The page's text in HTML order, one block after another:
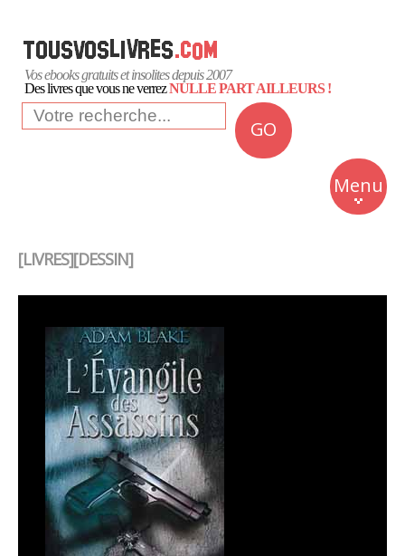
Vos ebooks gratuits et insolites depuis 2007
Des livres que vous ne verrezNULLE PART AILLEURS !
GO
Menu
Insolite
Business
[LIVRES][DESSIN]